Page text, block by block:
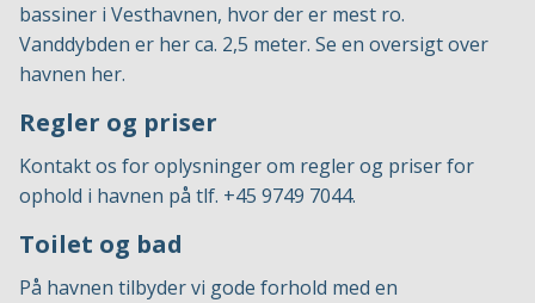
bassiner i Vesthavnen, hvor der er mest ro.
Vanddybden er her ca. 2,5 meter. Se en oversigt over
havnen her.
Regler og priser
Kontakt os for oplysninger om regler og priser for
ophold i havnen på tlf. +45 9749 7044.
Toilet og bad
På havnen tilbyder vi gode forhold med en